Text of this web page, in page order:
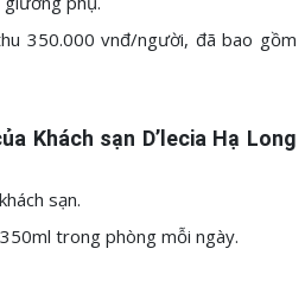
350.000 vnđ/người, đã bao gồm
Khách sạn D’lecia Hạ Long
sạn.
trong phòng mỗi ngày.